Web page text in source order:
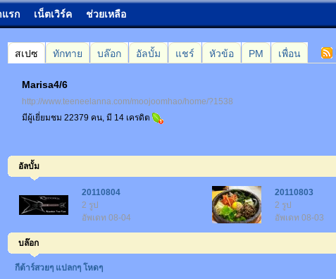
รก เน็ตเวิร์ค ช่วยเหลือ
สเปซ ทักทาย บล๊อก อัลบั้ม แชร์ หัวข้อ PM เพื่อน
Marisa4/6
http://www.teeneelanna.com/moojoomhao/home/?1538
มีผู้เยี่ยมชม 22379 คน, มี 14 เครดิต
อัลบั้ม
20110804
2 รูป
อัพเดท 08-04
20110803
2 รูป
อัพเดท 08-03
บล๊อก
กีต้าร์สวยๆ แปลกๆ โหดๆ